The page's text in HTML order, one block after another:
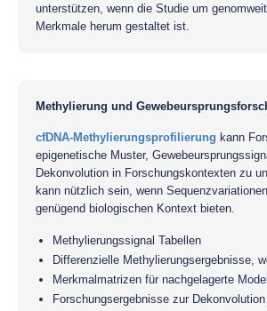
unterstützen, wenn die Studie um
Merkmale herum gestaltet ist.
Methylierung und
cfDNA-Methylierungsprofilierung kann
epigenetische Muster,
Dekonvolution in Forschungskontexten zu
kann nützlich sein, wenn
genügend biologischen Kontext bieten.
Methylierungssignal Tabellen
Differenzielle Methylierungsergebnisse,
Merkmalmatrizen für nachgelagerte
Forschungsergebnisse zur